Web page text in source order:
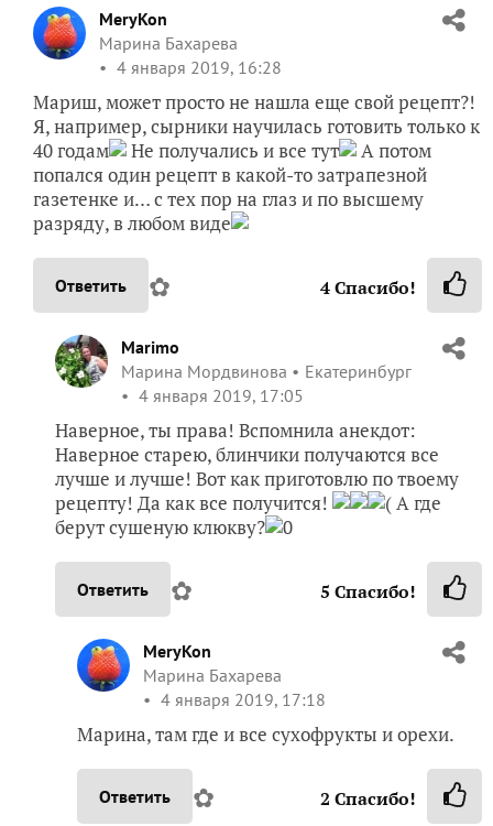
Мариш, может просто не нашла еще свой рецепт?!
Я, например, сырники научилась готовить только к
40 годам
Не получались и все тут
газетенке и… с тех пор на глаз и по высшему
разряду, в любом виде
Ответить ✿ 4Спасибо!
Marimo
Марина Мордвинова
Екатеринбург
4 января 2019, 17:05
Наверное, ты права! Вспомнила анекдот:
Наверное старею, блинчики получаются все
лучше и лучше! Вот как приготовлю по твоему
берут сушеную клюкву?
0
Ответить ✿ 5 Спасибо!
MeryKon
Марина Бахарева
4 января 2019, 17:18
Марина, там где и все сухофрукты и орехи.
Ответить ✿ 2
Solan
Светлана
Ростов-на-Дону
4 января 2019, 17:09